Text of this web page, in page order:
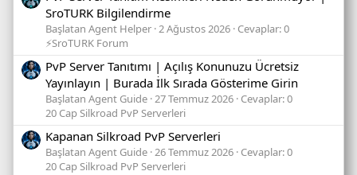
SroTURK Bilgilendirme
Başlatan Agent Helper 2 Ağustos 2026 Cevaplar: 0
⚡SroTURK Forum
PvP Server Tanıtımı | Açılış Konunuzu Ücretsiz
Yayınlayın | Burada İlk Sırada Gösterime Girin
Başlatan Agent Guide 27 Temmuz 2026 Cevaplar: 0
20 Cap Silkroad PvP Serverleri
Kapanan Silkroad PvP Serverleri
Başlatan Agent Guide 26 Temmuz 2026 Cevaplar: 0
20 Cap Silkroad PvP Serverleri